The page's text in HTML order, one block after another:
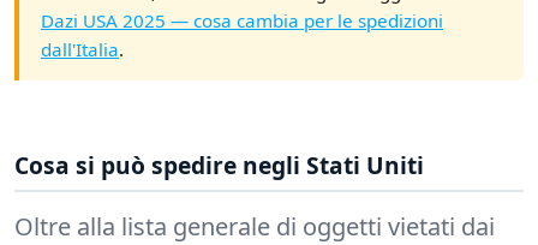
Dazi USA 2025 — cosa cambia per le spedizioni
dall'Italia.
Cosa si può spedire negli Stati Uniti
Oltre alla lista generale di oggetti vietati dai